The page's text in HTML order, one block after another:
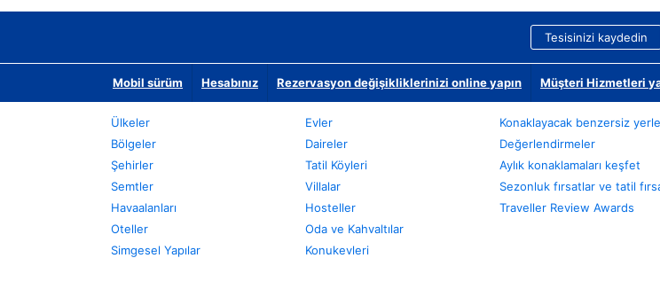
Tesisinizi kaydedin
Mobil sürüm Hesabınız Rezervasyon değişikliklerinizi online yapın Müşteri Hizmetleri
Ülkeler
Bölgeler
Şehirler
Semtler
Havaalanları
Oteller
Simgesel Yapılar
Evler
Daireler
Tatil Köyleri
Villalar
Hosteller
Oda ve Kahvaltılar
Konukevleri
Konaklayacak benzersiz
Değerlendirmeler
Aylık konaklamaları keşfet
Sezonluk fırsatlar ve tatil
Traveller Review Awards